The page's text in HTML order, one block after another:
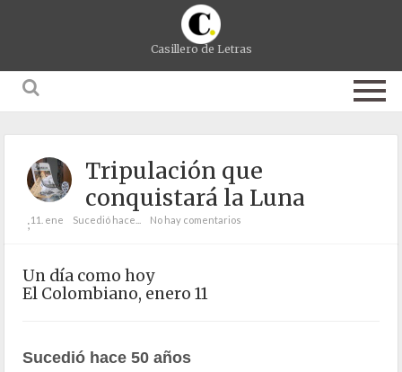
Casillero de Letras
Tripulación que
conquistará la Luna
;11. ene Sucedió hace... No hay comentarios
Un día como hoy
El Colombiano, enero 11
Sucedió hace 50 años